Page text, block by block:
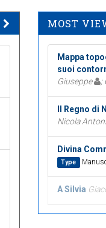
MOST
Mappa
suoi
Giuseppe
;
Il Regno di
Nicola
Divina
Type
A Silvia